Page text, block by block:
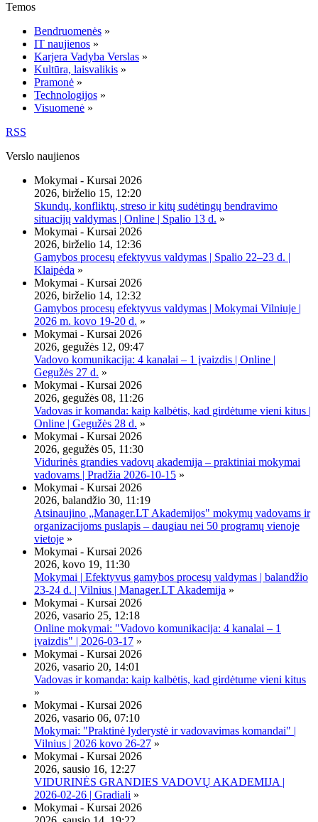
Temos
Bendruomenės »
IT naujienos »
Karjera Vadyba Verslas »
Kultūra, laisvalikis »
Pramonė »
Technologijos »
Visuomenė »
RSS
Verslo naujienos
Mokymai - Kursai 2026
2026, birželio 15, 12:20
Skundų, konfliktų, streso ir kitų sudėtingų bendravimo
situacijų valdymas | Online | Spalio 13 d. »
Mokymai - Kursai 2026
2026, birželio 14, 12:36
Gamybos procesų efektyvus valdymas | Spalio 22–23 d. |
Klaipėda »
Mokymai - Kursai 2026
2026, birželio 14, 12:32
Gamybos procesų efektyvus valdymas | Mokymai Vilniuje |
2026 m. kovo 19-20 d. »
Mokymai - Kursai 2026
2026, gegužės 12, 09:47
Vadovo komunikacija: 4 kanalai – 1 įvaizdis | Online |
Gegužės 27 d. »
Mokymai - Kursai 2026
2026, gegužės 08, 11:26
Vadovas ir komanda: kaip kalbėtis, kad girdėtume vieni kitus |
Online | Gegužės 28 d. »
Mokymai - Kursai 2026
2026, gegužės 05, 11:30
Vidurinės grandies vadovų akademija – praktiniai mokymai
vadovams | Pradžia 2026-10-15 »
Mokymai - Kursai 2026
2026, balandžio 30, 11:19
Atsinaujino „Manager.LT Akademijos" mokymų vadovams ir
organizacijoms puslapis – daugiau nei 50 programų vienoje
vietoje »
Mokymai - Kursai 2026
2026, kovo 19, 11:30
Mokymai | Efektyvus gamybos procesų valdymas | balandžio
23-24 d. | Vilnius | Manager.LT Akademija »
Mokymai - Kursai 2026
2026, vasario 25, 12:18
Online mokymai: "Vadovo komunikacija: 4 kanalai – 1
įvaizdis" | 2026-03-17 »
Mokymai - Kursai 2026
2026, vasario 20, 14:01
Vadovas ir komanda: kaip kalbėtis, kad girdėtume vieni kitus
»
Mokymai - Kursai 2026
2026, vasario 06, 07:10
Mokymai: "Praktinė lyderystė ir vadovavimas komandai" |
Vilnius | 2026 kovo 26-27 »
Mokymai - Kursai 2026
2026, sausio 16, 12:27
VIDURINĖS GRANDIES VADOVŲ AKADEMIJA |
2026-02-26 | Gradiali »
Mokymai - Kursai 2026